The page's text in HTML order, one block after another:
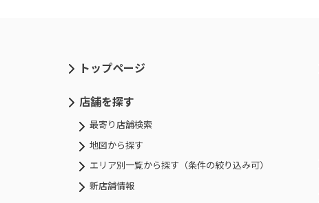
トップページ
店舗を探す
最寄り店舗検索
地図から探す
エリア別一覧から探す（条件の絞り込み可）
新店舗情報